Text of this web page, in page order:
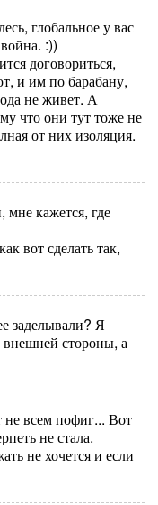
глобальное у вас
:))
договориться,
и им по барабану,
не живет. А
что они тут тоже не
от них изоляция.
кажется, где
вот сделать так,
заделывали? Я
внешней стороны, а
всем пофиг... Вот
не стала.
не хочется и если